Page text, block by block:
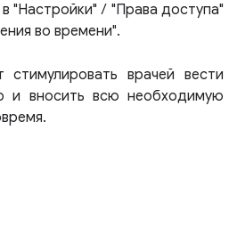
"Настройки" / "Права доступа"
во времени".
врачей вести
и вносить всю необходимую